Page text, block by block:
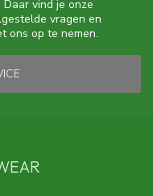
vind je onze
vragen en
ons op te nemen.